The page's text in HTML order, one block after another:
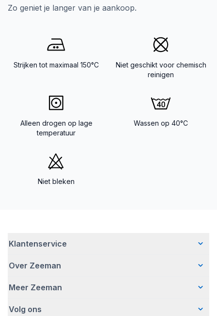
Zo geniet je langer van je aankoop.
Strijken tot maximaal 150°C
Niet geschikt voor chemisch
reinigen
Alleen drogen op lage
temperatuur
Wassen op 40°C
Niet bleken
Klantenservice
Veelgestelde vragen
Bezorgen
Over Zeeman
Wie wij zijn
Hoe wij verantwoord ondernemen
Meer Zeeman
Veiligheidswaarschuwing
Volg ons